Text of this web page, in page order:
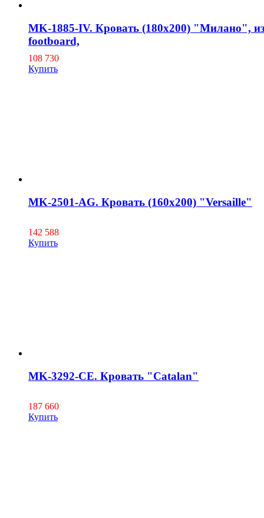
MK-1885-IV. Кровать (180х200) "Милано",
footboard,
108 730
Купить
MK-2501-AG. Кровать (160х200) "Versaille"
142 588
Купить
MK-3292-CE. Кровать "Catalan"
187 660
Купить